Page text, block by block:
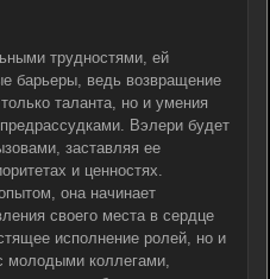
трудностями, ей
барьеры, ведь возвращение
таланта, но и умения
Вэлери будет
заставляя ее
и ценностях.
она начинает
своего места в сердце
исполнение ролей, но и
молодыми коллегами,